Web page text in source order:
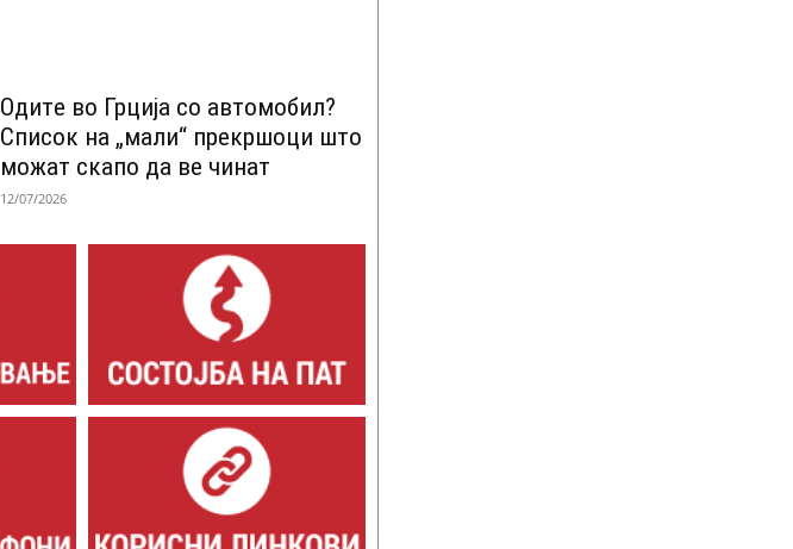
Одитe во Грција со автомобил?
Список на „мали“ прекршоци што
можат скапо да ве чинат
12/07/2026